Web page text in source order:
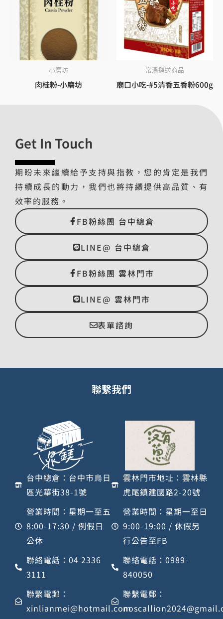
小磨坊
肉桂粉-小磨坊
常溫運送商品
廟口小吃-#5清香五香粉600g
Get In Touch
期盼未來繼續給予支持與指教，您的肯定是我們
持續成長的動力，我們也將持續提供高品質、有
效率的服務。
FB粉絲團 台中總倉
LINE@ 台中總倉
FB粉絲團 雲林門市
LINE@ 雲林門市
表單諮詢
聯繫我們
台中總倉：台中市烏日
區光華街38-1號
營業時間：星期一至五
8:00-17:30 / 例假日
公休
聯絡電話：04 2336
3111
聯繫電郵：
xinlianmei@hotmail.com
雲林門市地址：雲林縣
虎尾鎮建國路2-20號
營業時間：星期一至日
9:00-19:00 / 休假另
行公告至FB
聯絡電話：0989-
840050
聯繫電郵：